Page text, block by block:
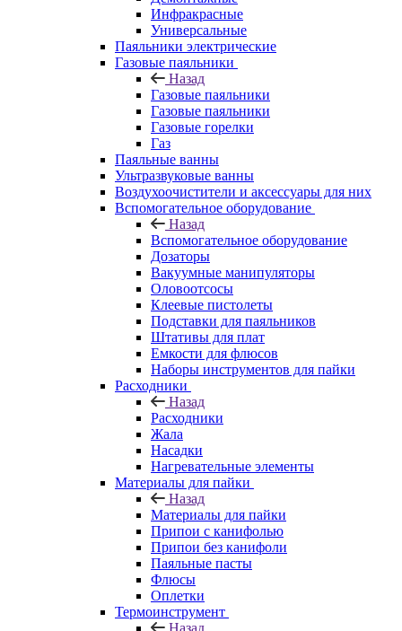
Инфракрасные
Универсальные
Паяльники электрические
Газовые паяльники
Назад
Газовые паяльники
Газовые паяльники
Газовые горелки
Газ
Паяльные ванны
Ультразвуковые ванны
Воздухоочистители и аксессуары для них
Вспомогательное оборудование
Назад
Вспомогательное оборудование
Дозаторы
Вакуумные манипуляторы
Оловоотсосы
Клеевые пистолеты
Подставки для паяльников
Штативы для плат
Емкости для флюсов
Наборы инструментов для пайки
Расходники
Назад
Расходники
Жала
Насадки
Нагревательные элементы
Материалы для пайки
Назад
Материалы для пайки
Припои с канифолью
Припои без канифоли
Паяльные пасты
Флюсы
Оплетки
Термоинструмент
Назад